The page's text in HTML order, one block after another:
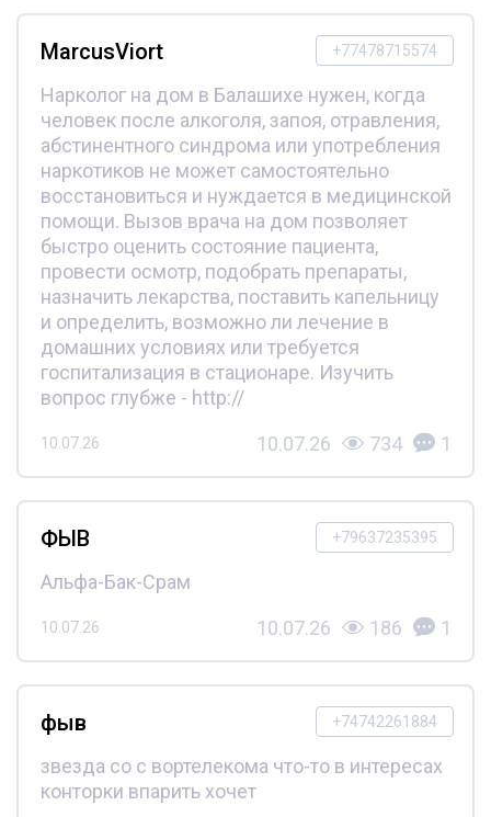
+77478715574
MarcusViort
Нарколог на дом в Балашихе нужен, когда
человек после алкоголя, запоя, отравления,
абстинентного синдрома или употребления
наркотиков не может самостоятельно
восстановиться и нуждается в медицинской
помощи. Вызов врача на дом позволяет
быстро оценить состояние пациента,
провести осмотр, подобрать препараты,
назначить лекарства, поставить капельницу
и определить, возможно ли лечение в
домашних условиях или требуется
госпитализация в стационаре. Изучить
вопрос глубже - http://
10.07.26 10.07.26 734 1
+79637235395
ФЫВ
Альфа-Бак-Срам
10.07.26 10.07.26 186 1
+74742261884
фыв
звезда со с вортелекома что-то в интересах
конторки впарить хочет